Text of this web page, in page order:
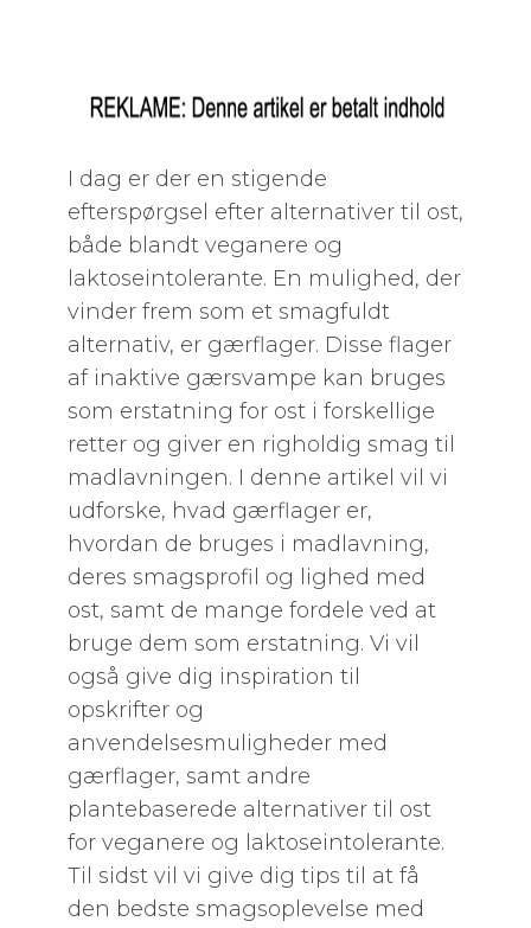
I dag er der en stigende
efterspørgsel efter alternativer til ost,
både blandt veganere og
laktoseintolerante. En mulighed, der
vinder frem som et smagfuldt
alternativ, er gærflager. Disse flager
af inaktive gærsvampe kan bruges
som erstatning for ost i forskellige
retter og giver en righoldig smag til
madlavningen. I denne artikel vil vi
udforske, hvad gærflager er,
hvordan de bruges i madlavning,
deres smagsprofil og lighed med
ost, samt de mange fordele ved at
bruge dem som erstatning. Vi vil
også give dig inspiration til
opskrifter og
anvendelsesmuligheder med
gærflager, samt andre
plantebaserede alternativer til ost
for veganere og laktoseintolerante.
Til sidst vil vi give dig tips til at få
den bedste smagsoplevelse med